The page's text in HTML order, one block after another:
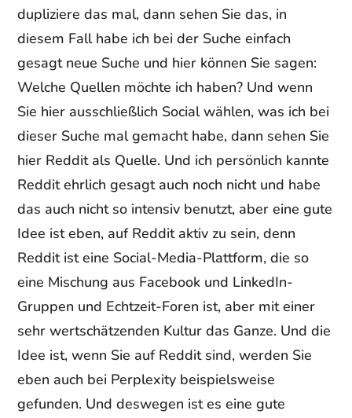
dupliziere das mal, dann sehen Sie das, in
diesem Fall habe ich bei der Suche einfach
gesagt neue Suche und hier können Sie sagen:
Welche Quellen möchte ich haben? Und wenn
Sie hier ausschließlich Social wählen, was ich bei
dieser Suche mal gemacht habe, dann sehen Sie
hier Reddit als Quelle. Und ich persönlich kannte
Reddit ehrlich gesagt auch noch nicht und habe
das auch nicht so intensiv benutzt, aber eine gute
Idee ist eben, auf Reddit aktiv zu sein, denn
Reddit ist eine Social-Media-Plattform, die so
eine Mischung aus Facebook und LinkedIn-
Gruppen und Echtzeit-Foren ist, aber mit einer
sehr wertschätzenden Kultur das Ganze. Und die
Idee ist, wenn Sie auf Reddit sind, werden Sie
eben auch bei Perplexity beispielsweise
gefunden. Und deswegen ist es eine gute